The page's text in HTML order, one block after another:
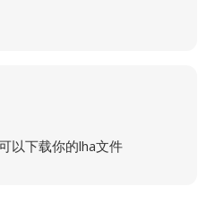
以下载你的lha文件